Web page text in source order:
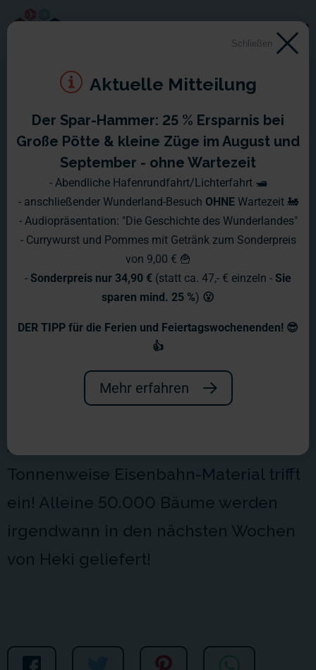
Wochenbericht Nr. 10
aufregendste Jahr unseres Lebens!
Jahreswechsel nur sehr kurz!
Tonnenweise Eisenbahn-Material trifft
ein! Alleine 50.000 Bäume werden
irgendwann in den nächsten Wochen
von Heki geliefert!
Schließen
Aktuelle Mitteilung
Der Spar-Hammer: 25 % Ersparnis bei
Große Pötte & kleine Züge im August und
September - ohne Wartezeit
- Abendliche Hafenrundfahrt/Lichterfahrt 🛥️
- anschließender Wunderland-Besuch OHNE Wartezeit 🚂
- Audiopräsentation: "Die Geschichte des Wunderlandes"
- Currywurst und Pommes mit Getränk zum Sonderpreis
von 9,00 € 🍟
- Sonderpreis nur 34,90 € (statt ca. 47,- € einzeln - Sie
sparen mind. 25 %) 😮
DER TIPP für die Ferien und Feiertagswochenenden! 😎
👍
Mehr erfahren